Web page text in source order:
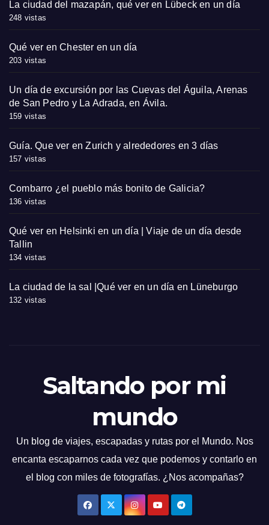
La ciudad del mazapán, qué ver en Lübeck en un día
248 vistas
Qué ver en Chester en un día
203 vistas
Un día de excursión por las Cuevas del Águila, Arenas
de San Pedro y La Adrada, en Ávila.
159 vistas
Guía. Que ver en Zurich y alrededores en 3 días
157 vistas
Combarro ¿el pueblo más bonito de Galicia?
136 vistas
Qué ver en Helsinki en un día | Viaje de un día desde
Tallin
134 vistas
La ciudad de la sal |Qué ver en un día en Lüneburgo
132 vistas
Saltando por mi
mundo
Un blog de viajes, escapadas y rutas por el Mundo. Nos
encanta escaparnos cada vez que podemos y contarlo en
el blog con miles de fotografías. ¿Nos acompañas?